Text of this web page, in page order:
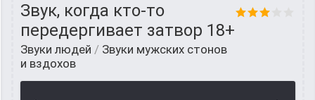
Звук, когда кто-то
передергивает затвор 18+
Звуки людей / Звуки мужских стонов
и вздохов